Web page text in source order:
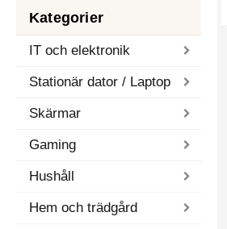
Kategorier
IT och elektronik
Stationär dator / Laptop
Skärmar
Gaming
Hushåll
Hem och trädgård